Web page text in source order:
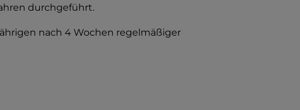
durchgeführt.
nach 4 Wochen regelmäßiger